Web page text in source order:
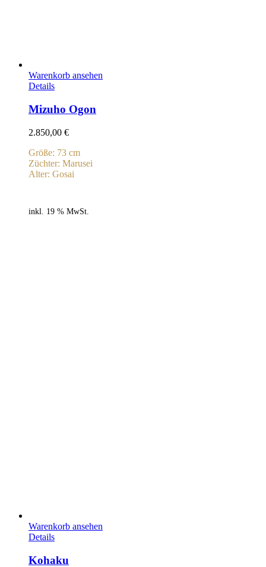
Warenkorb ansehen
Details
Mizuho Ogon
2.850,00 €
Größe: 73 cm
Züchter: Marusei
Alter: Gosai
inkl. 19 % MwSt.
Warenkorb ansehen
Details
Kohaku